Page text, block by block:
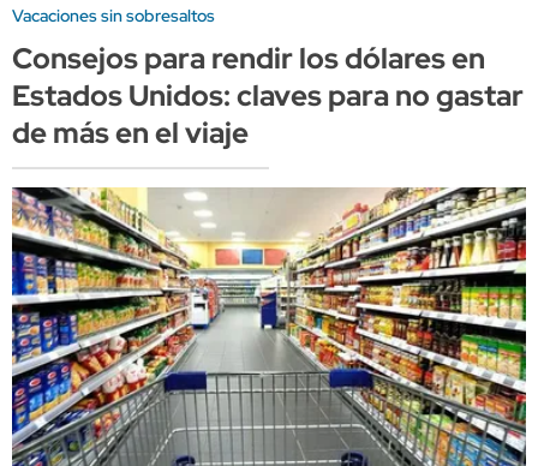
Vacaciones sin sobresaltos
Consejos para rendir los dólares en
Estados Unidos: claves para no gastar
de más en el viaje